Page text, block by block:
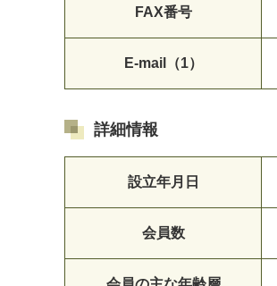
FAX番号
E-mail（1）
詳細情報
設立年月日
会員数